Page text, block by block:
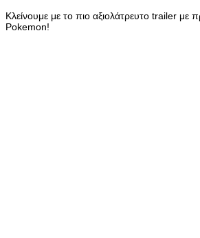
Κλείνουμε με το πιο αξιολάτρευτο trailer με
Pokemon!